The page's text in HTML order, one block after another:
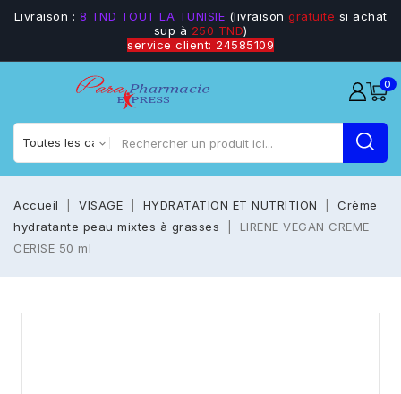
Livraison : 8 TND TOUT LA TUNISIE (livraison gratuite si achat
sup à 250 TND)
service client: 24585109
0
Accueil VISAGE HYDRATATION ET NUTRITION
Crème
hydratante peau mixtes à grasses
LIRENE VEGAN CREME
CERISE 50 ml